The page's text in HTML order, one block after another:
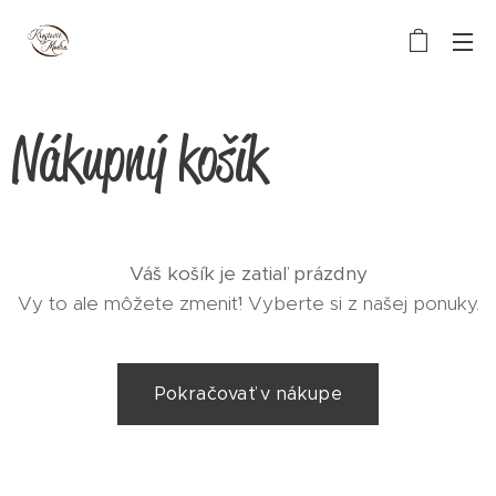
Nákupný košík
Váš košík je zatiaľ prázdny
Vy to ale môžete zmeniť! Vyberte si z našej ponuky.
Pokračovať v nákupe